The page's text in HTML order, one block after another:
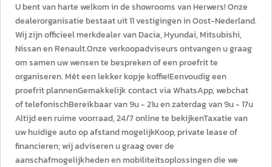
U bent van harte welkom in de showrooms van Herwers! Onze
dealerorganisatie bestaat uit 11 vestigingen in Oost-Nederland.
Wij zijn officieel merkdealer van Dacia, Hyundai, Mitsubishi,
Nissan en Renault.Onze verkoopadviseurs ontvangen u graag
om samen uw wensen te bespreken of een proefrit te
organiseren. Mét een lekker kopje koffie!Eenvoudig een
proefrit plannenGemakkelijk contact via WhatsApp, webchat
of telefonischBereikbaar van 9u - 21u en zaterdag van 9u - 17u
Altijd een ruime voorraad, 24/7 online te bekijkenTaxatie van
uw huidige auto op afstand mogelijkKoop, private lease of
financieren; wij adviseren u graag over de
aanschafmogelijkheden en mobiliteitsoplossingen die we